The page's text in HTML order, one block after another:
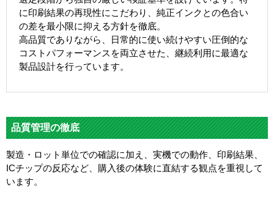
に印刷結果の再現性にこだわり、純正インクとの色合い
の差を最小限に抑える方針を徹底。
高品質でありながら、日常的に使い続けやすい圧倒的な
コストパフォーマンスを両立させた、継続利用に最適な
製品設計を行っています。
品質管理の徹底
製造・ロット単位での確認に加え、実機での動作、印刷結果、
ICチップの反応など、購入後の体験に直結する観点を重視して
います。